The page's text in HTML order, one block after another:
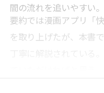
間の流れを追いやすい。
要約では漫画アプリ「
を取り上げたが、本書